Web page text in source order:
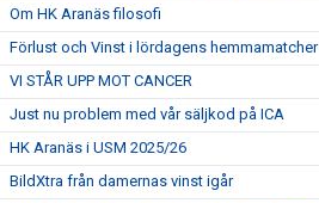
Om HK Aranäs filosofi
Förlust och Vinst i lördagens hemmamatcher
VI STÅR UPP MOT CANCER
Just nu problem med vår säljkod på ICA
HK Aranäs i USM 2025/26
BildXtra från damernas vinst igår